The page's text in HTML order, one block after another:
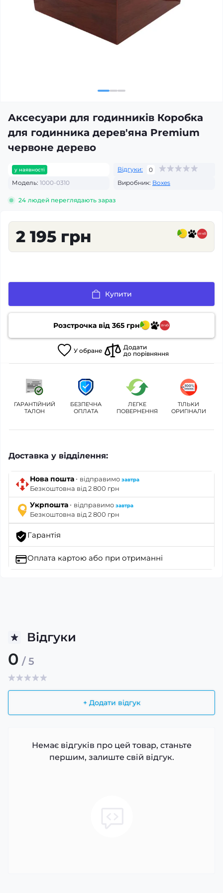
Аксесуари для годинників Коробка
для годинника дерев'яна Premium
червоне дерево
у наявності Відгуки:
0
Модель: 1000-0310 Виробник: Boxes
24 людей переглядають зараз
2 195 грн
Купити
Розстрочка від 365 грн
У обране
Додати
до порівняння
ГАРАНТІЙНИЙ
ТАЛОН
БЕЗПЕЧНА
ОПЛАТА
ЛЕГКЕ
ПОВЕРНЕННЯ
ТІЛЬКИ
ОРИГІНАЛИ
Доставка у відділення:
Нова пошта · відправимо завтра
Безкоштовна від 2 800 грн
Укрпошта · відправимо завтра
Безкоштовна від 2 800 грн
Гарантія
Оплата картою або при отриманні
Відгуки
0 / 5
+ Додати відгук
Немає відгуків про цей товар, станьте
першим, залиште свій відгук.